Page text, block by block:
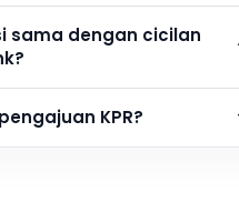
sama dengan cicilan
KPR?